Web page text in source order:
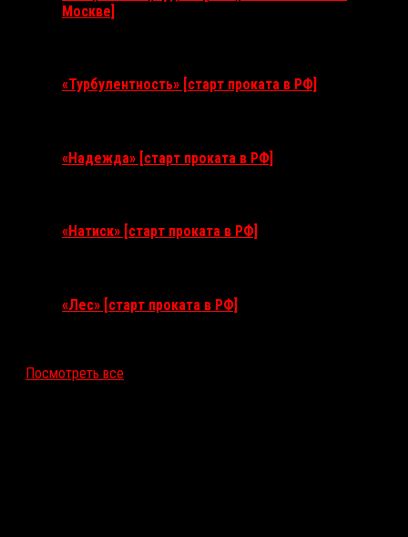
Москве]
«Турбулентность» [старт проката в РФ]
«Надежда» [старт проката в РФ]
«Натиск» [старт проката в РФ]
«Лес» [старт проката в РФ]
Посмотреть все